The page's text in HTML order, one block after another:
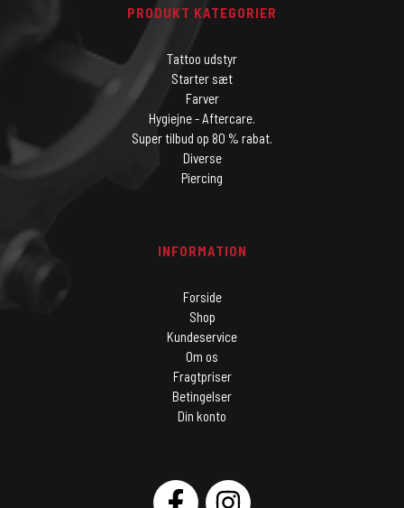
PRODUKT KATEGORIER
Tattoo udstyr
Starter sæt
Farver
Hygiejne - Aftercare.
Super tilbud op 80 % rabat.
Diverse
Piercing
INFORMATION
Forside
Shop
Kundeservice
Om os
Fragtpriser
Betingelser
Din konto